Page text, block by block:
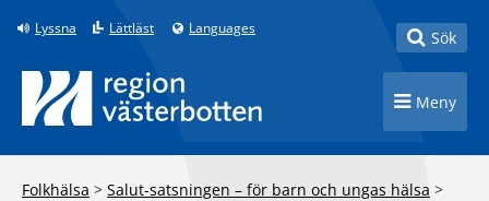
Till innehåll på sidan
Lyssna Lättläst Languages Toggle
Sök
Toggle
Meny
Folkhälsa > Salut-satsningen – för barn och ungas hälsa >